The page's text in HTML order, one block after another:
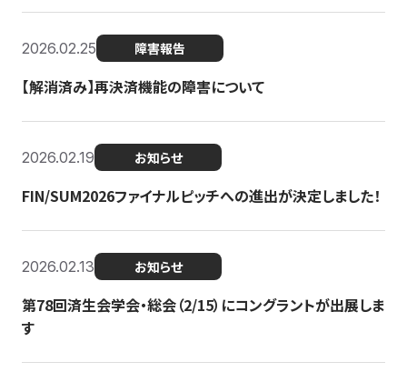
2026.02.25 障害報告
【解消済み】再決済機能の障害について
2026.02.19 お知らせ
FIN/SUM2026ファイナルピッチへの進出が決定しました！
2026.02.13 お知らせ
第78回済生会学会・総会（2/15）にコングラントが出展しま
す